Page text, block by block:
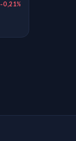
-0,21%